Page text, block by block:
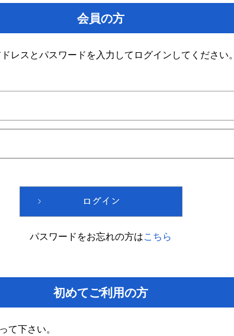
会員の方
ドレスとパスワードを入力してログインしてください。
パスワードをお忘れの方はこちら
初めてご利用の方
て下さい。